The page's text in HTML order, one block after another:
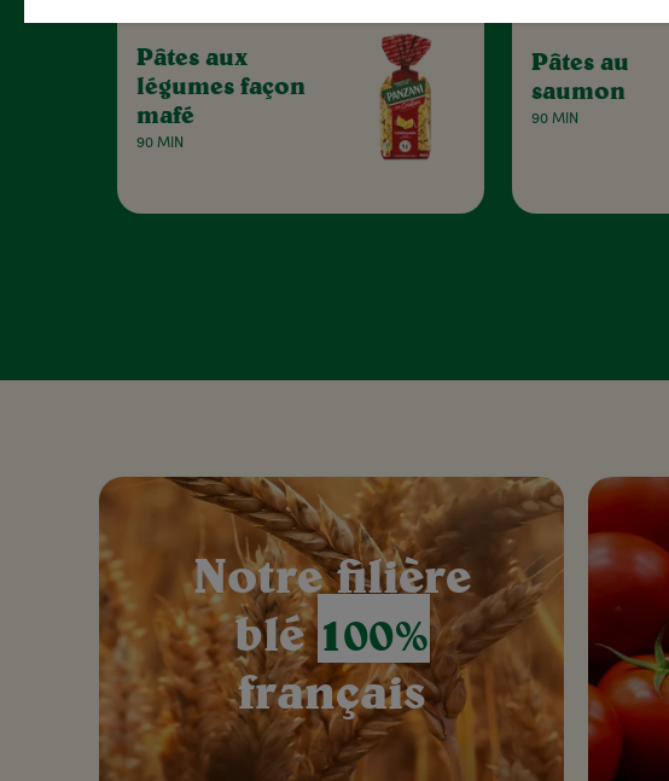
Pâtes aux
légumes façon
mafé
90 MIN
Pâtes au
saumon
90 MIN
Notre filière
blé100%
français